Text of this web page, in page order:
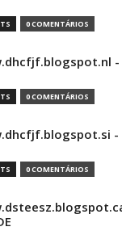
0 COMENTÁRIOS
-
0 COMENTÁRIOS
-
0 COMENTÁRIOS